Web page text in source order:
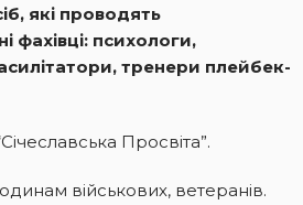
які проводять
фахівці: психологи,
тренери плейбек-
Просвіта”.
військових, ветеранів.